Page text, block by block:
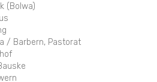
(Bolwa)
/ Barbern, Pastorat